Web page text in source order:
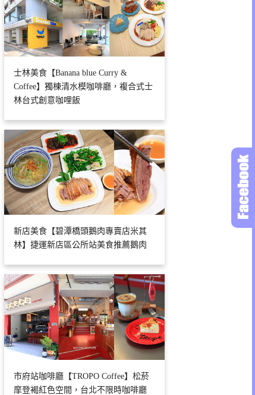
士林美食【Banana blue Curry &
Coffee】獨棟清水模咖啡廳，複合式士
林台式創意咖哩飯
新店美食【碧潭橋頭鵝肉專賣店米其
林】捷運新店區公所站美食推薦鵝肉
市府站咖啡廳【TROPO Coffee】松菸
摩登褐紅色空間，台北不限時咖啡廳